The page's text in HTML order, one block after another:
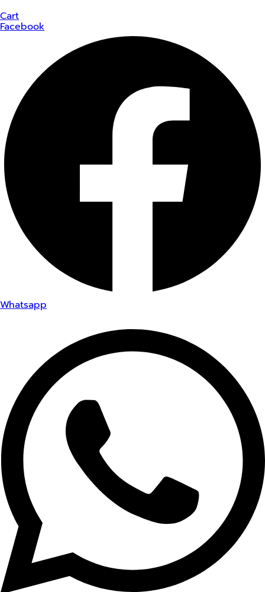
Cart
Facebook
Whatsapp